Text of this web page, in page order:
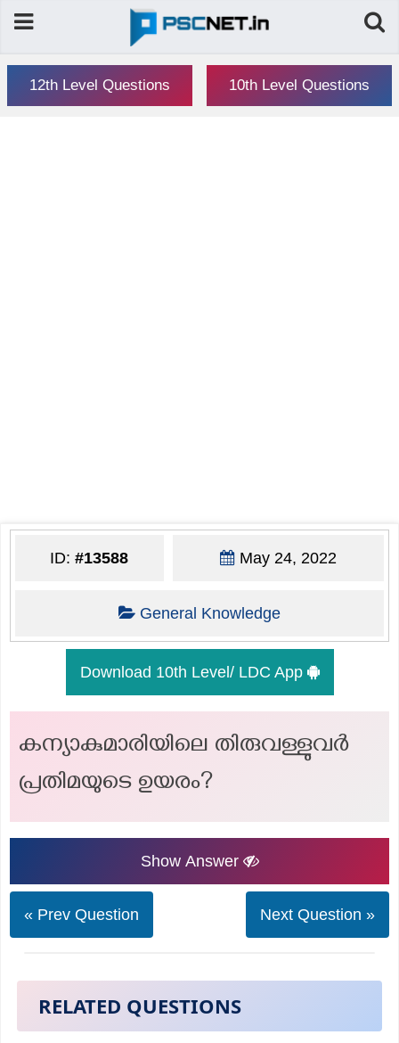
12th Level Questions 10th Level Questions
ID:#13588 May 24, 2022
General Knowledge
Download 10th Level/ LDC App
കന്യാകുമാരിയിലെ തിരുവള്ളുവർ
പ്രതിമയുടെ ഉയരം?
Show Answer
« Prev Question Next Question »
RELATED QUESTIONS